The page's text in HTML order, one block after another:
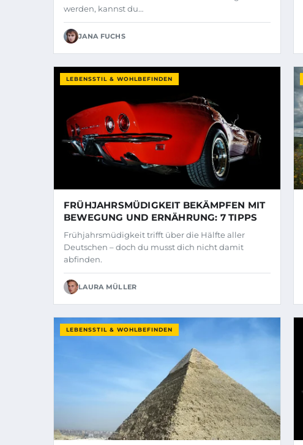
werden, kannst du…
JANA FUCHS
LEBENSSTIL & WOHLBEFINDEN
FRÜHJAHRSMÜDIGKEIT BEKÄMPFEN MIT
BEWEGUNG UND ERNÄHRUNG: 7 TIPPS
Frühjahrsmüdigkeit trifft über die Hälfte aller
Deutschen – doch du musst dich nicht damit
abfinden.
LAURA MÜLLER
LEBENSSTIL & WOHLBEFINDEN